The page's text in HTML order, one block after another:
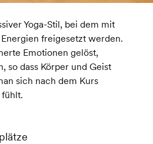
Yoga-Stil, bei dem mit
freigesetzt werden.
Emotionen gelöst,
so dass Körper und Geist
sich nach dem Kurs